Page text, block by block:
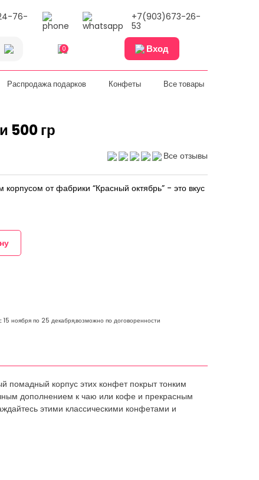
76-
+7(903)673-26-
53
0 Вход
Распродажа подарков Конфеты Все товары
500 гр
Все отзывы
от фабрики “Красный октябрь” - это вкус
15 ноября по 25 декабря,возможно по договоренности
помадный корпус этих конфет покрыт тонким
дополнением к чаю или кофе и прекрасным
этими классическими конфетами и